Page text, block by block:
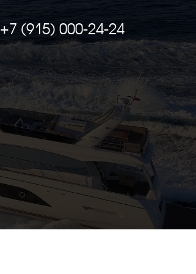
+7 (915) 000-24-24